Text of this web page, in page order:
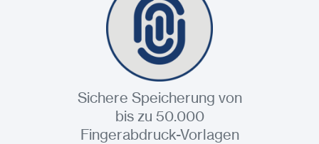
Sichere Speicherung von
bis zu 50.000
Fingerabdruck-Vorlagen